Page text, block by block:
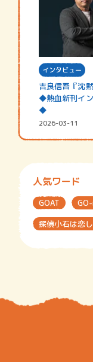
インタビュー
吉良信吾『沈
◆熱血新刊イ
◆
2026-03-11
人気ワード
GOAT
探偵小石は恋